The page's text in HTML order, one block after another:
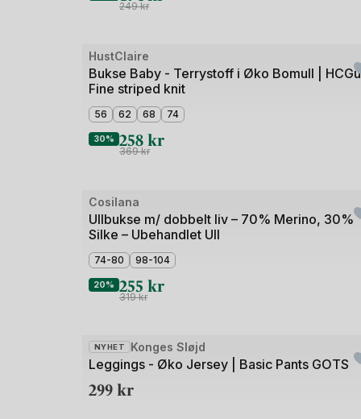
249kr
Outlet
Bilde
av
HustClaire
Bukse Baby - Terrystoff i Øko Bomull |
Fine striped knit
56 62 68 74
30% 258kr
369kr
Bilde
av
Cosilana
Ullbukse m/ dobbelt liv – 70% Merino, 30%
Silke – Ubehandlet Ull
74-80 98-104
20% 255 kr
319kr
Outlet
Bilde
av
NYHET Konges Sløjd
Leggings - Øko Jersey | Basic Pants GOTS
299kr